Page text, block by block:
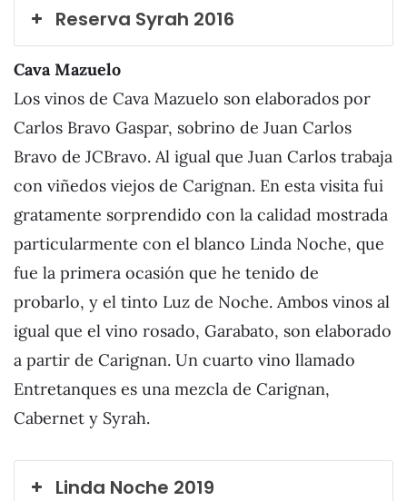
Reserva Syrah 2016
Cava Mazuelo
Los vinos de Cava Mazuelo son elaborados por
Carlos Bravo Gaspar, sobrino de Juan Carlos
Bravo de JCBravo. Al igual que Juan Carlos trabaja
con viñedos viejos de Carignan. En esta visita fui
gratamente sorprendido con la calidad mostrada
particularmente con el blanco Linda Noche, que
fue la primera ocasión que he tenido de
probarlo, y el tinto Luz de Noche. Ambos vinos al
igual que el vino rosado, Garabato, son elaborado
a partir de Carignan. Un cuarto vino llamado
Entretanques es una mezcla de Carignan,
Cabernet y Syrah.
Linda Noche 2019